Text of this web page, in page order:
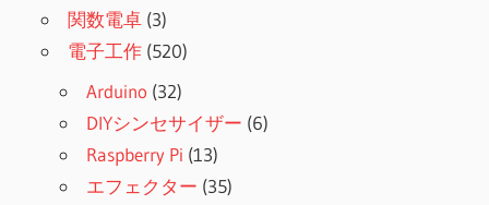
関数電卓 (3)
電子工作 (520)
Arduino (32)
DIYシンセサイザー (6)
Raspberry Pi (13)
エフェクター (35)